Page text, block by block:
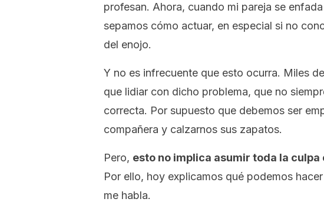
profesan. Ahora, cuando mi pareja se
sepamos cómo actuar, en especial si no
del enojo.
Y no es infrecuente que esto ocurra. Miles
que lidiar con dicho problema, que no
correcta. Por supuesto que debemos ser
compañera y calzarnos sus zapatos.
Pero, esto no implica asumir toda la
Por ello, hoy explicamos qué podemos
me habla.